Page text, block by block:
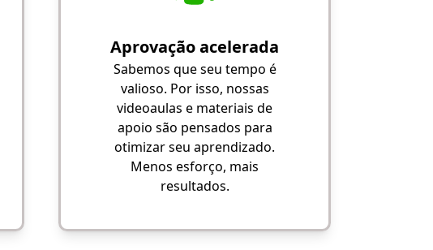
Aprovação acelerada
Sabemos que seu tempo é
valioso. Por isso, nossas
videoaulas e materiais de
apoio são pensados para
otimizar seu aprendizado.
Menos esforço, mais
resultados.